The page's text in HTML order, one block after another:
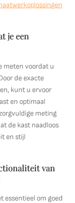
je een
meten voordat u
de exacte
kunt u ervoor
en optimaal
meting
de kast naadloos
en stijl
van
essentieel om goed